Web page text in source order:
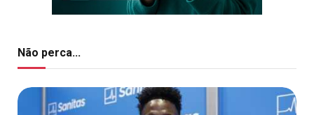
Não perca...